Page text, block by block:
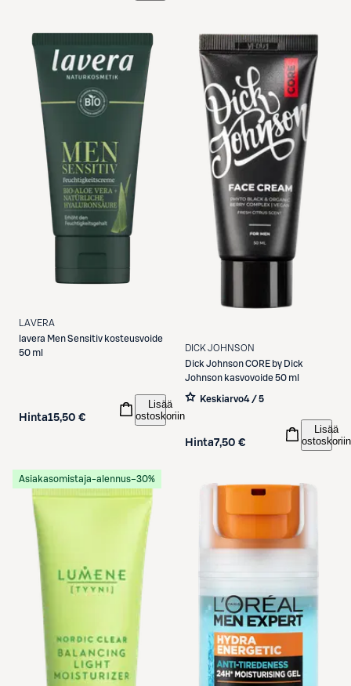
LAVERA
lavera Men Sensitiv kosteusvoide
50 ml
Hinta15,50 €
Lisää
ostoskoriin
DICK JOHNSON
Dick JohnsonCORE by Dick
Johnson kasvovoide 50 ml
Keskiarvo4 / 5
Hinta7,50 €
Lisää
ostoskoriin
Asiakasomistaja-alennus−30%